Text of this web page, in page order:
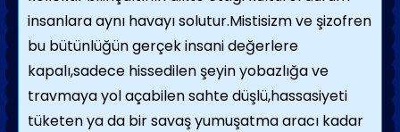
insanlara aynı havayı solutur.Mistisizm ve şizofren
bu bütünlüğün gerçek insani değerlere
kapalı,sadece hissedilen şeyin yobazlığa ve
travmaya yol açabilen sahte düşlü,hassasiyeti
tüketen ya da bir savaş yumuşatma aracı kadar